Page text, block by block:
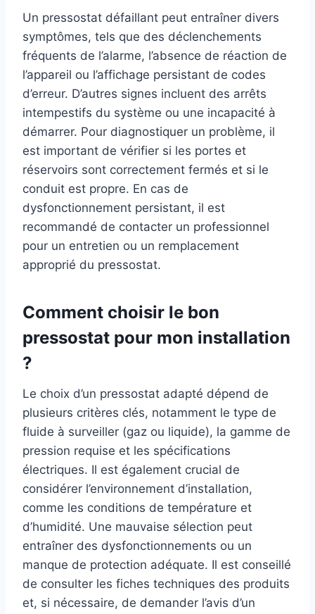
Un pressostat défaillant peut entraîner divers
symptômes, tels que des déclenchements
fréquents de l’alarme, l’absence de réaction de
l’appareil ou l’affichage persistant de codes
d’erreur. D’autres signes incluent des arrêts
intempestifs du système ou une incapacité à
démarrer. Pour diagnostiquer un problème, il
est important de vérifier si les portes et
réservoirs sont correctement fermés et si le
conduit est propre. En cas de
dysfonctionnement persistant, il est
recommandé de contacter un professionnel
pour un entretien ou un remplacement
approprié du pressostat.
Comment choisir le bon
pressostat pour mon installation
?
Le choix d’un pressostat adapté dépend de
plusieurs critères clés, notamment le type de
fluide à surveiller (gaz ou liquide), la gamme de
pression requise et les spécifications
électriques. Il est également crucial de
considérer l’environnement d’installation,
comme les conditions de température et
d’humidité. Une mauvaise sélection peut
entraîner des dysfonctionnements ou un
manque de protection adéquate. Il est conseillé
de consulter les fiches techniques des produits
et, si nécessaire, de demander l’avis d’un